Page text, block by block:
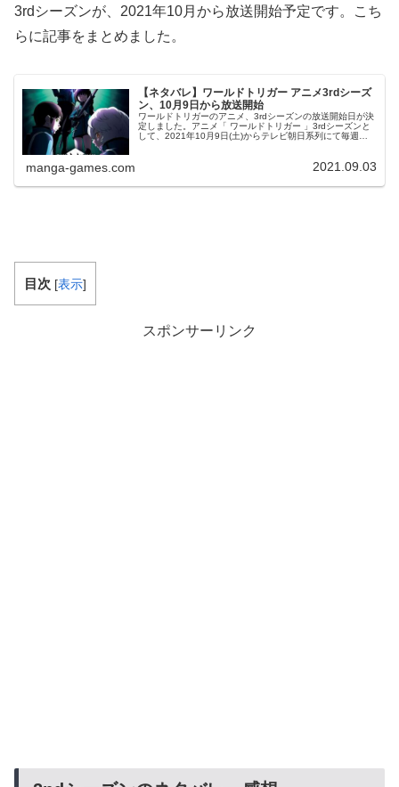
3rdシーズンが、2021年10月から放送開始予定です。こち
らに記事をまとめました。
【ネタバレ】ワールドトリガー アニメ3rdシーズ
ン、10月9日から放送開始
ワールドトリガーのアニメ、3rdシーズンの放送開始日が決
定しました。アニメ「 ワールドトリガー 」3rdシーズンと
して、2021年10月9日(土)からテレビ朝日系列にて毎週土
manga-games.com 2021.09.03
目次 [表示]
スポンサーリンク